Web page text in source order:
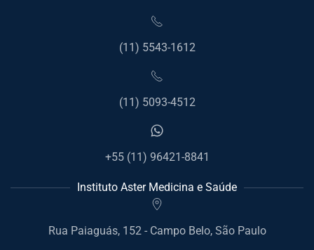
(11) 5543-1612
(11) 5093-4512
+55 (11) 96421-8841
Instituto Aster Medicina e Saúde
Rua Paiaguás, 152 - Campo Belo, São Paulo